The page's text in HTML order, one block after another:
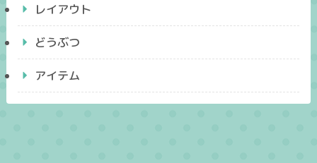
レイアウト
どうぶつ
アイテム